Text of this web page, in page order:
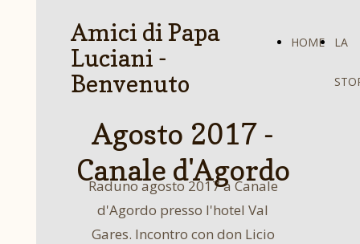
Amici di Papa
Luciani -
Benvenuto
HOME LA
Agosto 2017 -
Canale d'Agordo
Raduno agosto 2017 a Canale
d'Agordo presso l'hotel Val
Gares. Incontro con don Licio